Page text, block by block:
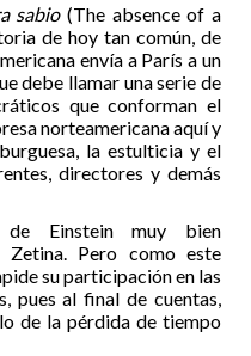
sabio(The absence of a
de hoy tan común, de
envía a París a un
debe llamar una serie de
que conforman el
norteamericana aquí y
la estulticia y el
directores y demás
Einstein muy bien
Zetina. Pero como este
su participación en las
pues al final de cuentas,
de la pérdida de tiempo